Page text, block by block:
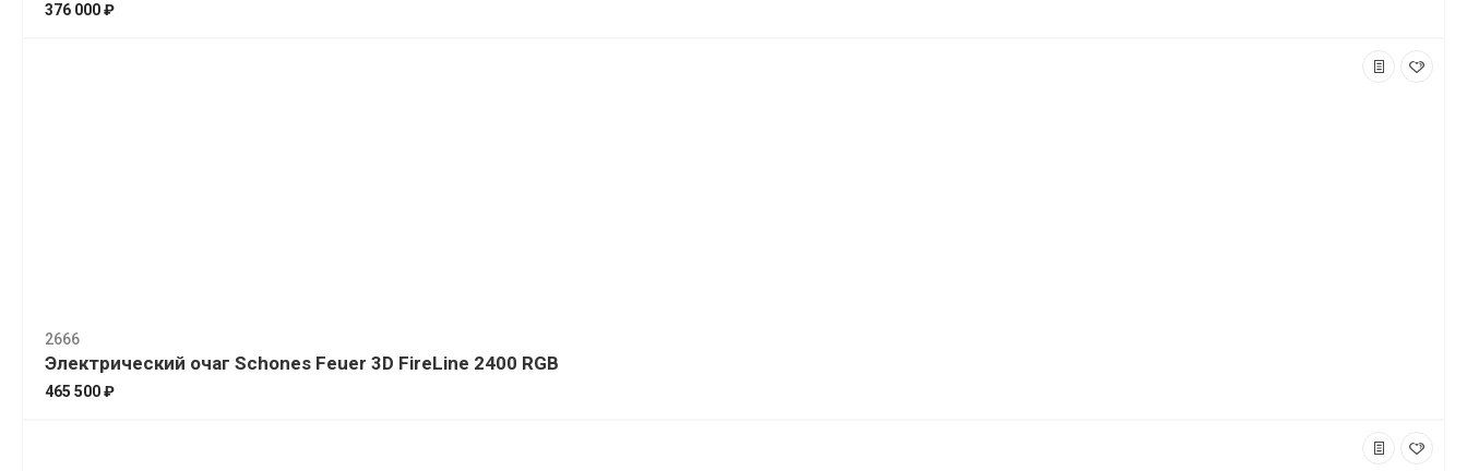
376 000 ₽
2666
Электрический очаг Schones Feuer 3D FireLine 2400 RGB
465 500 ₽